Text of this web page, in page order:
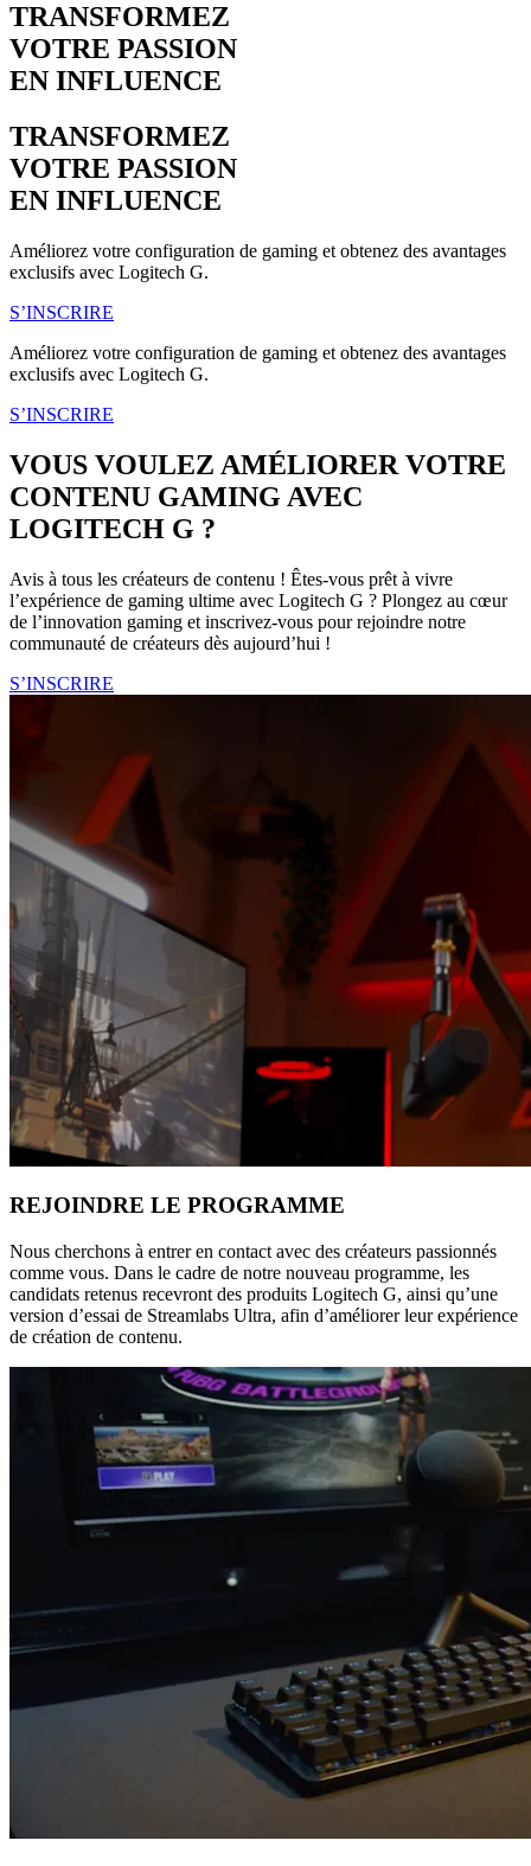
TRANSFORMEZ
VOTRE PASSION
EN INFLUENCE
TRANSFORMEZ
VOTRE PASSION
EN INFLUENCE
Améliorez votre configuration de gaming et obtenez des avantages
exclusifs avec Logitech G.
S’INSCRIRE
Améliorez votre configuration de gaming et obtenez des avantages
exclusifs avec Logitech G.
S’INSCRIRE
VOUS VOULEZ AMÉLIORER VOTRE
CONTENU GAMING AVEC
LOGITECH G ?
Avis à tous les créateurs de contenu ! Êtes-vous prêt à vivre
l’expérience de gaming ultime avec Logitech G ? Plongez au cœur
de l’innovation gaming et inscrivez-vous pour rejoindre notre
communauté de créateurs dès aujourd’hui !
S’INSCRIRE
REJOINDRE LE PROGRAMME
Nous cherchons à entrer en contact avec des créateurs passionnés
comme vous. Dans le cadre de notre nouveau programme, les
candidats retenus recevront des produits Logitech G, ainsi qu’une
version d’essai de Streamlabs Ultra, afin d’améliorer leur expérience
de création de contenu.